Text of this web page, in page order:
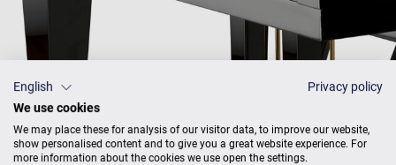
Preisliste
English
Privacy policy
We use cookies
We may place these for analysis of our visitor data, to improve our website,
show personalised content and to give you a great website experience. For
more information about the cookies we use open the settings.